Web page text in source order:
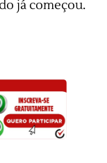
já começou.